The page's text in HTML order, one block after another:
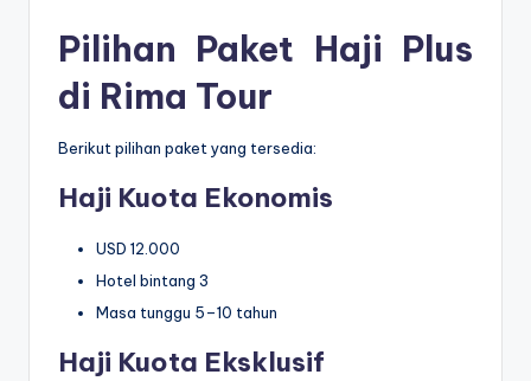
Pilihan Paket Haji Plus
di Rima Tour
Berikut pilihan paket yang tersedia:
Haji Kuota Ekonomis
USD 12.000
Hotel bintang 3
Masa tunggu 5–10 tahun
Haji Kuota Eksklusif